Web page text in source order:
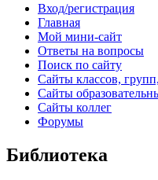
Вход/регистрация
Главная
Мой мини-сайт
Ответы на вопросы
Поиск по сайту
Сайты классов,
Сайты
Сайты коллег
Форумы
Библиотека